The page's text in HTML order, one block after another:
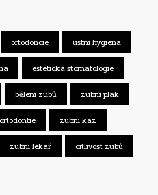
ortodoncie ústní hygiena
estetická stomatologie
bělení zubů zubní plak
ortodontie zubní kaz
zubní lékař citlivost zubů